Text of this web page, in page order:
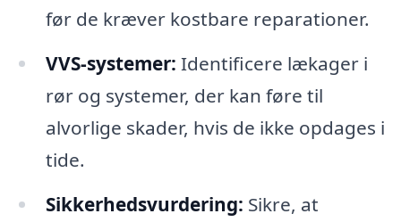
før de kræver kostbare reparationer.
VVS-systemer: Identificere lækager i
rør og systemer, der kan føre til
alvorlige skader, hvis de ikke opdages i
tide.
Sikkerhedsvurdering: Sikre, at